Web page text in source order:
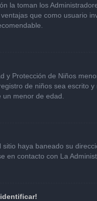
la toman los
que como usuario
y Protección de Niños
de niños sea escrito
menor de edad.
sitio haya baneado su
en contacto con La